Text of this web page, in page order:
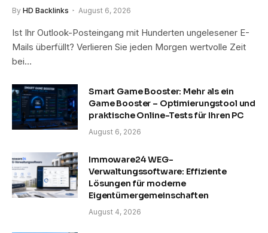
By HD Backlinks August 6, 2026
Ist Ihr Outlook-Posteingang mit Hunderten ungelesener E-
Mails überfüllt? Verlieren Sie jeden Morgen wertvolle Zeit
bei…
Smart Game Booster: Mehr als ein
Game Booster – Optimierungstool und
praktische Online-Tests für Ihren PC
August 6, 2026
Immoware24 WEG-
Verwaltungssoftware: Effiziente
Lösungen für moderne
Eigentümergemeinschaften
August 4, 2026